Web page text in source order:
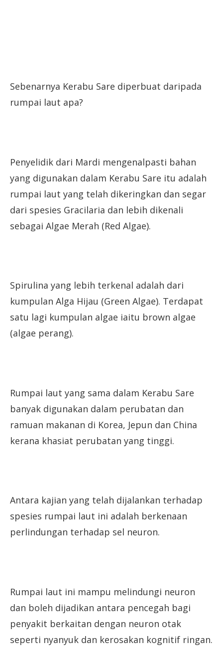
Sebenarnya Kerabu Sare diperbuat daripada
rumpai laut apa?
Penyelidik dari Mardi mengenalpasti bahan
yang digunakan dalam Kerabu Sare itu adalah
rumpai laut yang telah dikeringkan dan segar
dari spesies Gracilaria dan lebih dikenali
sebagai Algae Merah (Red Algae).
Spirulina yang lebih terkenal adalah dari
kumpulan Alga Hijau (Green Algae). Terdapat
satu lagi kumpulan algae iaitu brown algae
(algae perang).
Rumpai laut yang sama dalam Kerabu Sare
banyak digunakan dalam perubatan dan
ramuan makanan di Korea, Jepun dan China
kerana khasiat perubatan yang tinggi.
Antara kajian yang telah dijalankan terhadap
spesies rumpai laut ini adalah berkenaan
perlindungan terhadap sel neuron.
Rumpai laut ini mampu melindungi neuron
dan boleh dijadikan antara pencegah bagi
penyakit berkaitan dengan neuron otak
seperti nyanyuk dan kerosakan kognitif ringan.